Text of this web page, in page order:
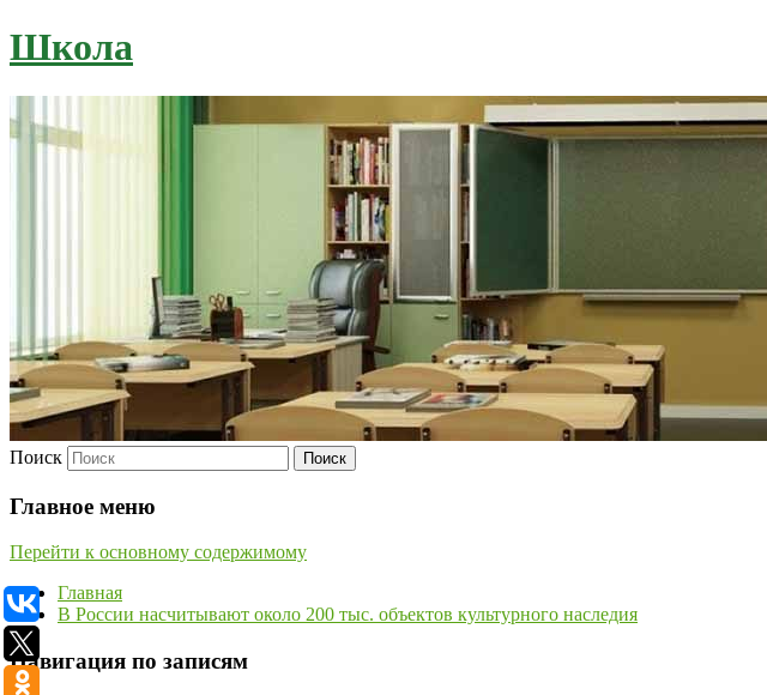
Школа
Поиск
Главное меню
Перейти к основному содержимому
Главная
В России насчитывают около 200 тыс. объектов культурного наследия
Навигация по записям